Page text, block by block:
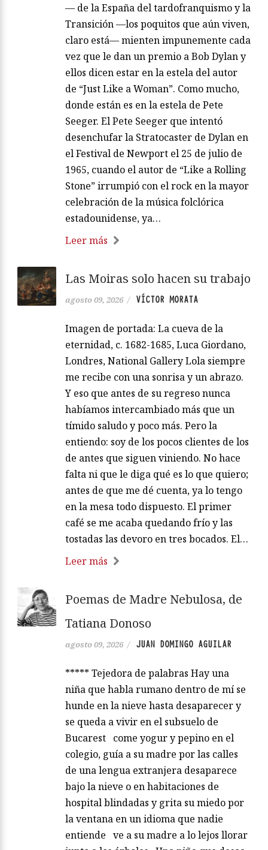
— de la España del tardofranquismo y la
Transición —los poquitos que aún viven,
claro está— mienten impunemente cada
vez que le dan un premio a Bob Dylan y
ellos dicen estar en la estela del autor
de “Just Like a Woman”. Como mucho,
donde están es en la estela de Pete
Seeger. El Pete Seeger que intentó
desenchufar la Stratocaster de Dylan en
el Festival de Newport el 25 de julio de
1965, cuando el autor de “Like a Rolling
Stone” irrumpió con el rock en la mayor
celebración de la música folclórica
estadounidense, ya…
Leer más
Las Moiras solo hacen su trabajo
agosto 09, 2026 / VÍCTOR MORATA
Imagen de portada: La cueva de la
eternidad, c. 1682-1685, Luca Giordano,
Londres, National Gallery Lola siempre
me recibe con una sonrisa y un abrazo.
Y eso que antes de su regreso nunca
habíamos intercambiado más que un
tímido saludo y poco más. Pero la
entiendo: soy de los pocos clientes de los
de antes que siguen viniendo. No hace
falta ni que le diga qué es lo que quiero;
antes de que me dé cuenta, ya lo tengo
en la mesa todo dispuesto. El primer
café se me acaba quedando frío y las
tostadas las devoro en tres bocados. El…
Leer más
Poemas de Madre Nebulosa, de
Tatiana Donoso
agosto 09, 2026 / JUAN DOMINGO AGUILAR
***** Tejedora de palabras Hay una
niña que habla rumano dentro de mí se
hunde en la nieve hasta desaparecer y
se queda a vivir en el subsuelo de
Bucarest come yogur y pepino en el
colegio, guía a su madre por las calles
de una lengua extranjera desaparece
bajo la nieve o en habitaciones de
hospital blindadas y grita su miedo por
la ventana en un idioma que nadie
entiende ve a su madre a lo lejos llorar